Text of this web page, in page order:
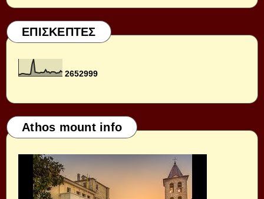
ΕΠΙΣΚΕΠΤΕΣ
2652999
Athos mount info